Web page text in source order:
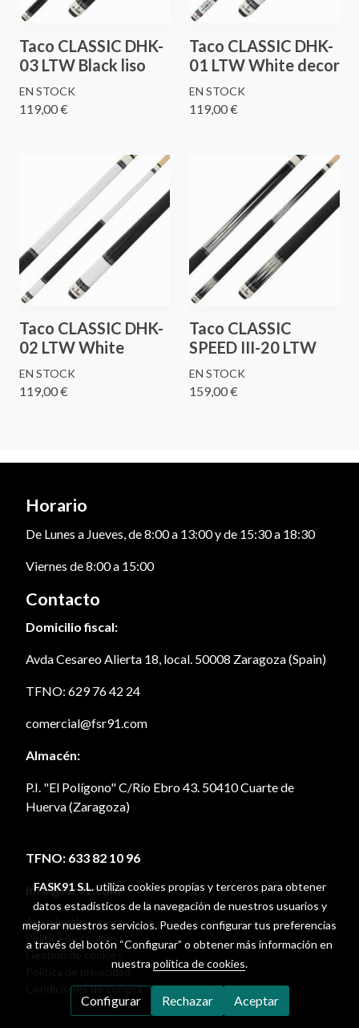
Taco CLASSIC DHK-
03 LTW Black liso
EN STOCK
119,00 €
Taco CLASSIC DHK-
01 LTW White decor
EN STOCK
119,00 €
Taco CLASSIC DHK-
02 LTW White
EN STOCK
119,00 €
Taco CLASSIC
SPEED III-20 LTW
EN STOCK
159,00 €
Horario
De Lunes a Jueves, de 8:00 a 13:00 y de 15:30 a 18:30
Viernes de 8:00 a 15:00
Contacto
Domicilio fiscal:
Avda Cesareo Alierta 18, local. 50008 Zaragoza (Spain)
TFNO: 629 76 42 24
comercial@fsr91.com
Almacén:
P.I. "El Polígono" C/Río Ebro 43. 50410 Cuarte de
Huerva (Zaragoza)
TFNO: 633 82 10 96
info@fsr91.com
Aviso legal
Política de cookies
Política de privacidad
Condiciones de compra
FASK91 S.L.utiliza cookies propias y terceros para obtener
datos estadísticos de la navegación de nuestros usuarios y
mejorar nuestros servicios. Puedes configurar tus preferencias
a través del botón “Configurar” o obtener más información en
nuestra política de cookies.
Configurar Rechazar Aceptar